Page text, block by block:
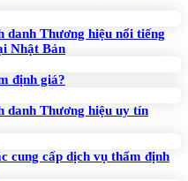
Thương hiệu nổi tiếng
Nhật Bản
định giá?
danh Thương hiệu uy tín
cung cấp dịch vụ thẩm định